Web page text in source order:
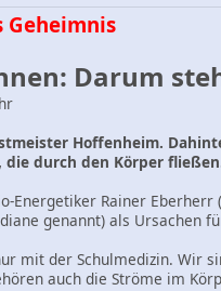
Geheimnis
Darum
Hoffenheim.
die durch den Körper
Energetiker Rainer
genannt) als Ursachen
mit der Schulmedizin. Wir
auch die Ströme im